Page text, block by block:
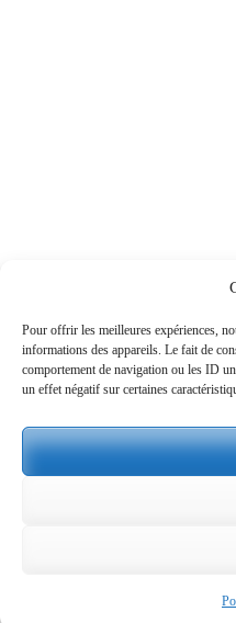
Pour offrir les meilleures expériences,
informations des appareils. Le fait de
comportement de navigation ou les ID
un effet négatif sur certaines